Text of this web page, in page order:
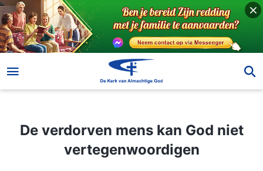
De verdorven mens kan God niet vertegenwoordigen
De verdorven mens kan God niet
vertegenwoordigen